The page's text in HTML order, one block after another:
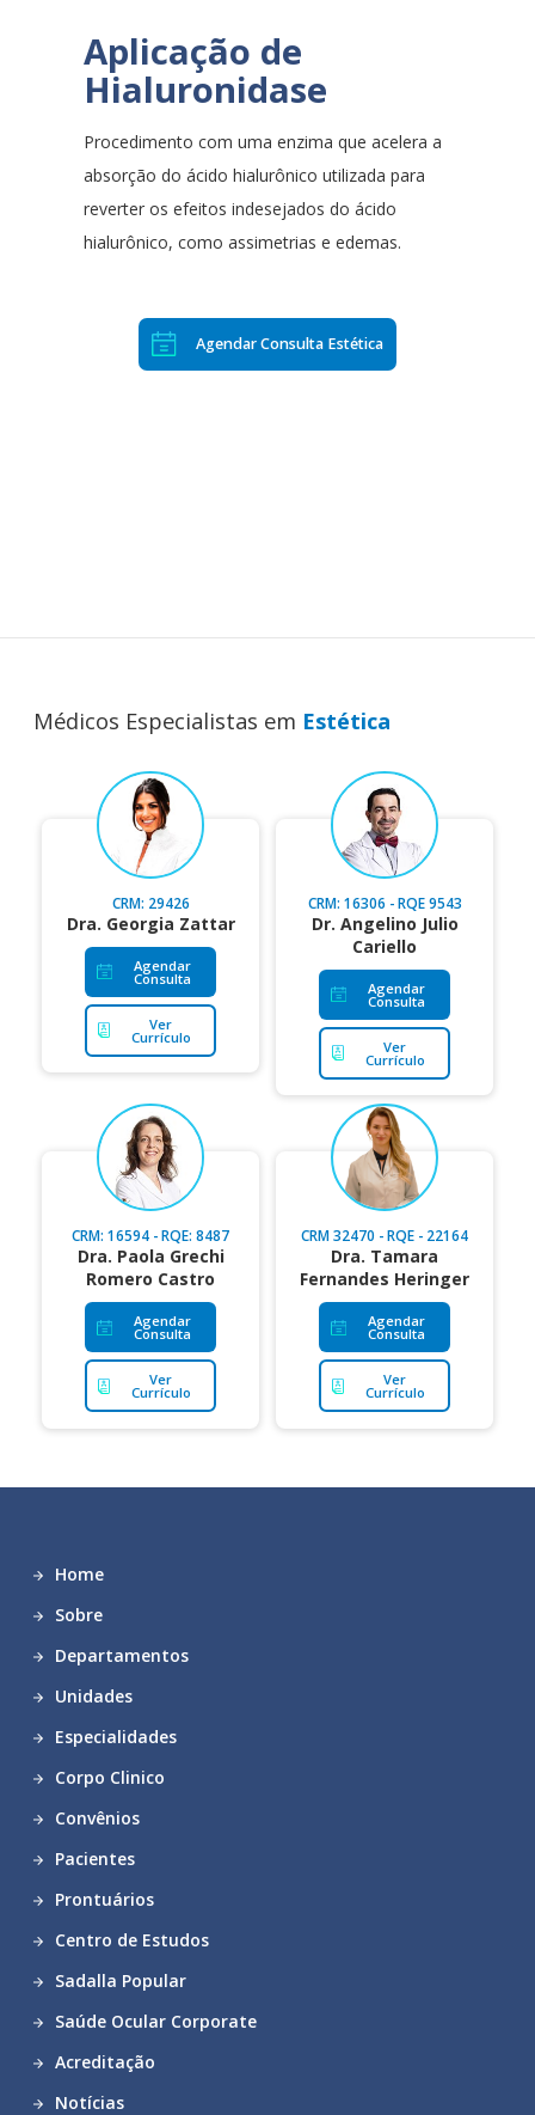
Aplicação de
Hialuronidase
Procedimento com uma enzima que acelera a
absorção do ácido hialurônico utilizada para
reverter os efeitos indesejados do ácido
hialurônico, como assimetrias e edemas.
Agendar Consulta Estética
Médicos Especialistas em Estética
CRM: 29426
Dra. Georgia Zattar
Agendar
Consulta
Ver
Currículo
CRM: 16306 - RQE 9543
Dr. Angelino Julio
Cariello
Agendar
Consulta
Ver
Currículo
CRM: 16594 - RQE: 8487
Dra. Paola Grechi
Romero Castro
Agendar
Consulta
Ver
Currículo
CRM 32470 - RQE - 22164
Dra. Tamara
Fernandes Heringer
Agendar
Consulta
Ver
Currículo
Home
Sobre
Departamentos
Unidades
Especialidades
Corpo Clinico
Convênios
Pacientes
Prontuários
Centro de Estudos
Sadalla Popular
Saúde Ocular Corporate
Acreditação
Notícias